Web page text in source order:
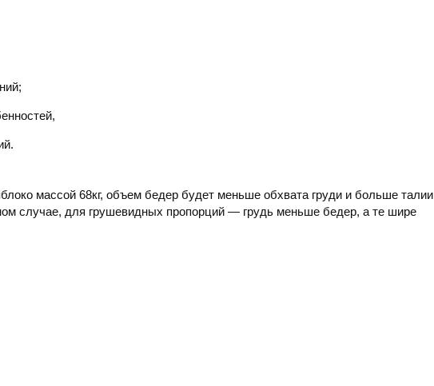
массой 68кг, объем бедер будет меньше обхвата груди и больше талии
случае, для грушевидных пропорций — грудь меньше бедер, а те шире